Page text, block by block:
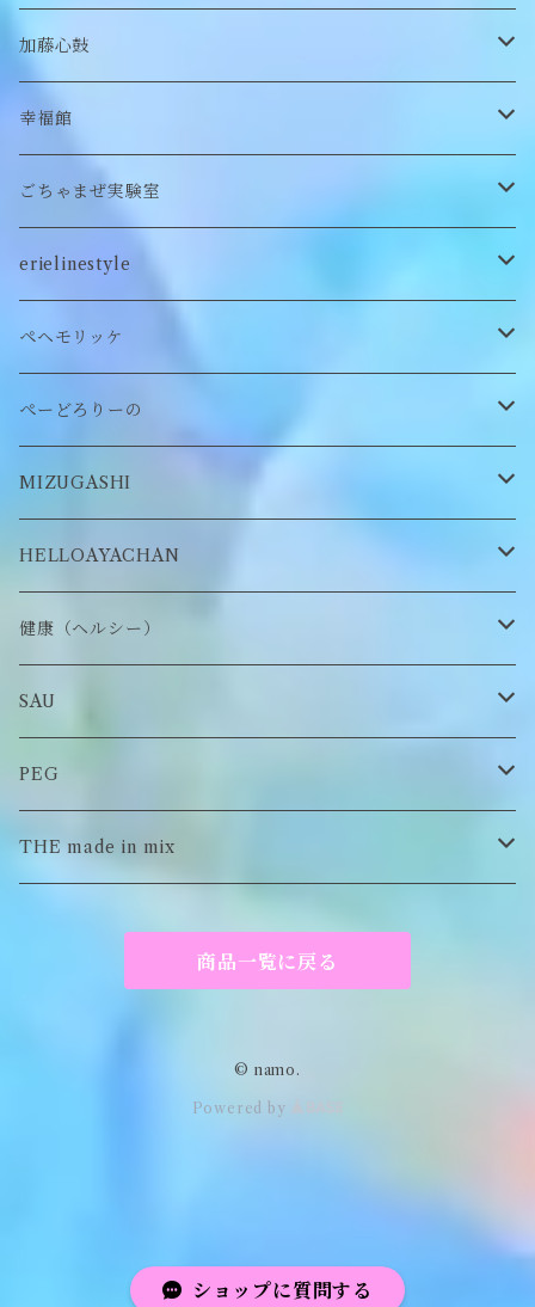
ショップに質問する
付け襟
カードケース
キーホルダー
ぬいぐるみ
クッション
シューズ/サンダル
セットアップ
ぬいぐるみ鏡
ぬいぐるみキーホルダー
ぬいぐるみマフラー
ステッカー
ぬいぐるみヘアピン
缶バッヂ
ロンT
ステッカー・シール
チャーム
Tシャツ
イヤーマフラー
ヘアゴム
靴下
キーホルダー
加藤心鼓
ロンT
幸福館
トレーナー
ロンT
CAP
other
Tシャツ
ごちゃまぜ実験室
バッグ
アクセサリー
雑貨
erielinestyle
ピアス/イヤリング
ネックレス
マスクチェーン
ペヘモリッケ
帽子
キーホルダー
ブローチ
ぺーどろりーの
靴下
スタイ
MIZUGASHI
帽子
アクセサリー
HELLOAYACHAN
ピアス/イヤリング
健康（ヘルシー）
ロンT
スウェット/パーカー
Tシャツ
SAU
ロンT
スウェット/パーカー
PEG
キーチャーム
THE made in mix
商品一覧に戻る
© namo.
Powered by